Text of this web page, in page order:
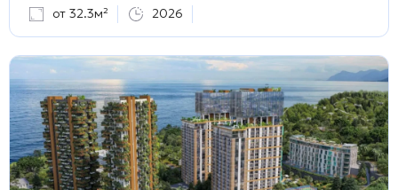
от 32.3м² 2026